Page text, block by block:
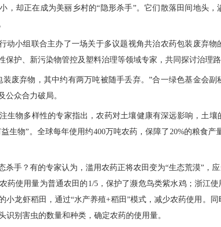
，却正在成为美丽乡村的“隐形杀手”。它们散落田间地头
动小组联合主办了一场关于多议题视角共治农药包装废弃
保护、新污染物管控及塑料治理等领域专家，共同探讨治理路
废弃物，其中约有两万吨被随手丢弃。”合一绿色基金会
公众合力破局。
生物多样性的专家指出，农药对土壤健康有深远影响，土
生物”。全球每年使用约400万吨农药，保障了20%的粮食
杀手？有的专家认为，滥用农药正将农田变为“生态荒漠”，
药使用量为普通农田的1/5，保护了濒危鸟类紫水鸡；浙江
小龙虾稻田，通过“水产养殖+稻田”模式，减少农药使用。
识别害虫的数量和种类，确定农药的使用量。